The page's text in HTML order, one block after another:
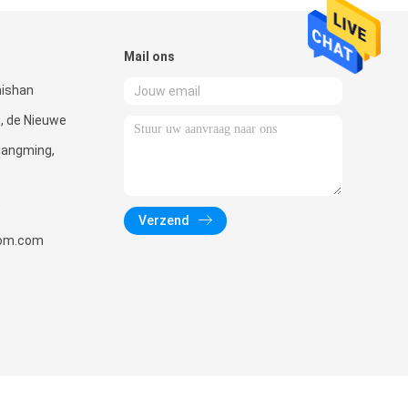
de Nieuwe
Mail ons
Verzend